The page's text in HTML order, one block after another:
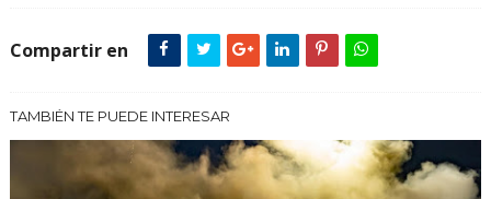
Compartir en
TAMBIÉN TE PUEDE INTERESAR